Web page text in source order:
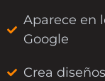
Aparece en
Google
Crea